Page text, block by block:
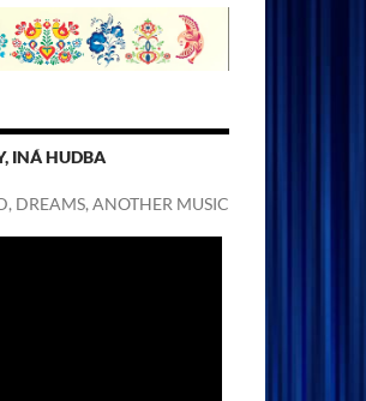
INÁ HUDBA
DREAMS, ANOTHER MUSIC